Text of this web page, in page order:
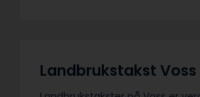
Landbrukstakst Voss